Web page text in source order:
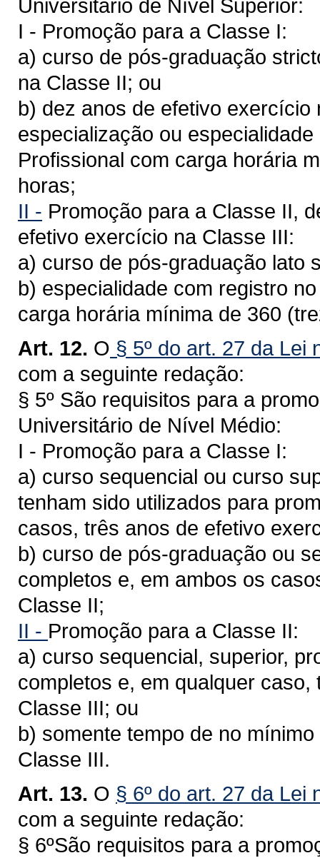
Universitário de Nível Superior:
I - Promoção para a Classe I:
a) curso de pós-graduação
na Classe II; ou
b) dez anos de efetivo
especialização ou
Profissional com carga horária
horas;
II - Promoção para a Classe II,
efetivo exercício na Classe III:
a) curso de pós-graduação lato
b) especialidade com registro
carga horária mínima de 360
Art. 12. O § 5º do art. 27 da Lei
com a seguinte redação:
§ 5º São requisitos para a
Universitário de Nível Médio:
I - Promoção para a Classe I:
a) curso sequencial ou curso
tenham sido utilizados para
casos, três anos de efetivo
b) curso de pós-graduação ou
completos e, em ambos os
Classe II;
II - Promoção para a Classe II:
a) curso sequencial, superior,
completos e, em qualquer
Classe III; ou
b) somente tempo de no
Classe III.
Art. 13. O § 6º do art. 27 da Lei
com a seguinte redação:
§ 6ºSão requisitos para a